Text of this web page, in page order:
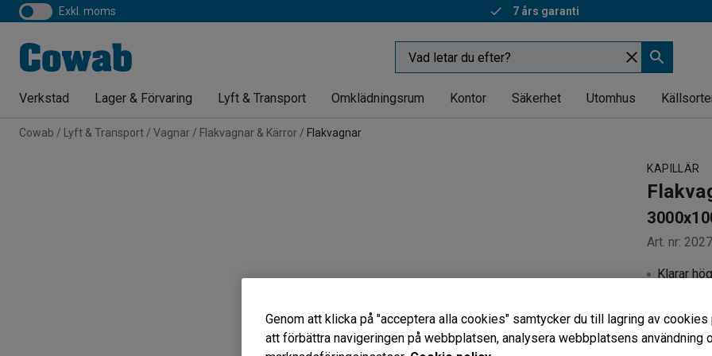
exkl. moms 7 års garanti
Verkstad Lager & Förvaring Lyft & Transport Omklädningsrum Kontor Säkerhet Utomhus
Cowab Lyft & Transport Vagnar Flakvagnar & Kärror Flakvagnar
KAPILLÄR
Art. nr:
Klarar
Med
Lastytans
Genom att klicka på "acceptera alla cookies" samtycker du till lagring av
att förbättra navigeringen på webbplatsen, analysera webbplatsens användning